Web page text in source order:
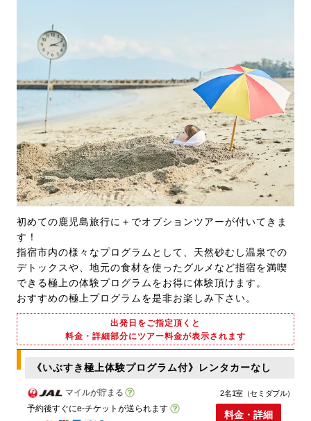
初めての鹿児島旅行に＋でオプションツアーが付いてきま
す！
指宿市内の様々なプログラムとして、天然砂むし温泉での
デトックスや、地元の食材を使ったグルメなど指宿を満喫
できる極上の体験プログラムをお得に体験頂けます。
おすすめの極上プログラムを是非お楽しみ下さい。
出発日をご指定頂くと
料金・詳細部分にツアー料金が表示されます
《いぶすき極上体験プログラム付》レンタカーなし
マイルが貯まる
予約後すぐにe-チケットが送られます
2名1室（セミダブル）
料金・詳細